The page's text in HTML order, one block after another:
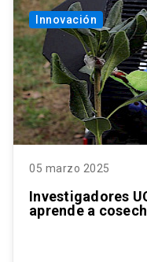
Innovación
05 marzo 2025
Investigadores
aprende a